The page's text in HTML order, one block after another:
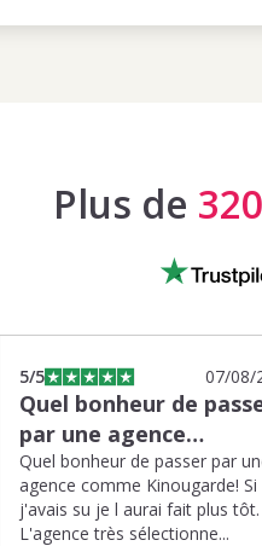
Plus de
5/5 07/08/
Quel bonheur de
par une agence…
Quel bonheur de passer par
agence comme Kinougarde! Si
j'avais su je l aurai fait plus tôt.
L'agence très sélectionne...